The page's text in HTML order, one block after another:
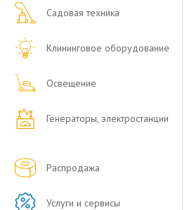
Садовая техника
Клининговое оборудование
Освещение
Генераторы, электростанции
Распродажа
Услуги и сервисы